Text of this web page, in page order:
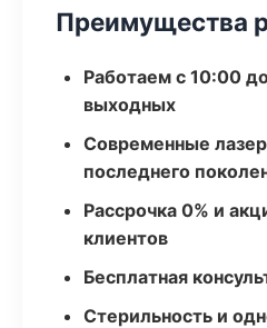
Преимущества
Работаем с 10:00
выходных
Современные
последнего
Рассрочка 0% и
клиентов
Бесплатная
Стерильность и